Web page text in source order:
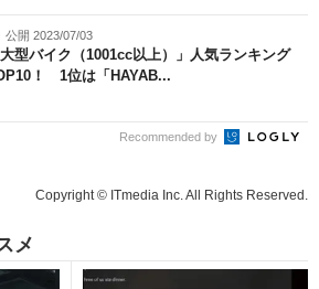
公開 2023/07/03
大型バイク（1001cc以上）」人気ランキング
！ 1位は「HAYAB...
Recommended by
Copyright © ITmedia Inc. All Rights Reserved.
メ